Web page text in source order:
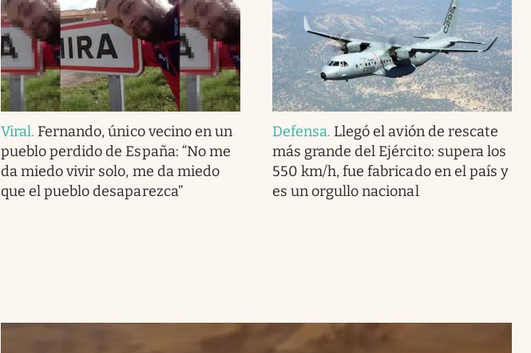
Viral. Fernando, único vecino en un
pueblo perdido de España: “No me
da miedo vivir solo, me da miedo
que el pueblo desaparezca”
Defensa. Llegó el avión de rescate
más grande del Ejército: supera los
550 km/h, fue fabricado en el país y
es un orgullo nacional